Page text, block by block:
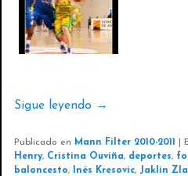
Sigue leyendo →
Publicado en Mann Filter 2010-2011
Henry, Cristina Ouviña, deportes,
baloncesto, Inés Kresovic, Jaklin